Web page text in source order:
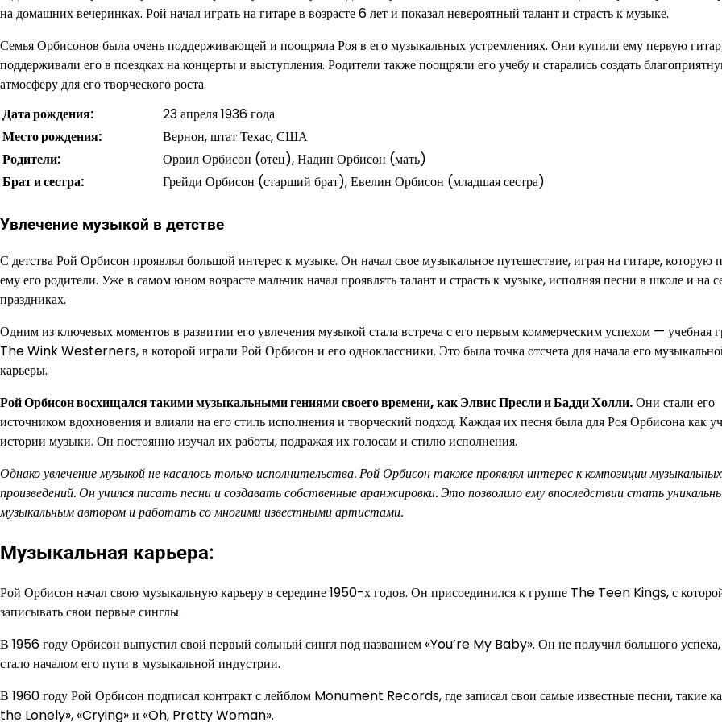
на домашних вечеринках. Рой начал играть на гитаре в возрасте 6 лет и показал невероятный талант и страсть к музыке.
Семья Орбисонов была очень поддерживающей и поощряла Роя в его музыкальных устремлениях. Они купили ему первую
поддерживали его в поездках на концерты и выступления. Родители также поощряли его учебу и старались создать
атмосферу для его творческого роста.
Дата рождения:
23 апреля 1936 года
Место рождения:
Вернон, штат Техас, США
Родители:
Орвил Орбисон (отец), Надин Орбисон (мать)
Брат и сестра:
Грейди Орбисон (старший брат), Евелин Орбисон (младшая сестра)
Увлечение музыкой в детстве
С детства Рой Орбисон проявлял большой интерес к музыке. Он начал свое музыкальное путешествие, играя на гитаре, которую
ему его родители. Уже в самом юном возрасте мальчик начал проявлять талант и страсть к музыке, исполняя песни в школе и на
праздниках.
Одним из ключевых моментов в развитии его увлечения музыкой стала встреча с его первым коммерческим успехом — учебная
The Wink Westerners, в которой играли Рой Орбисон и его одноклассники. Это была точка отсчета для начала его
карьеры.
Рой Орбисон восхищался такими музыкальными гениями своего времени, как Элвис Пресли и Бадди Холли.Они стали его
источником вдохновения и влияли на его стиль исполнения и творческий подход. Каждая их песня была для Роя Орбисона как
истории музыки. Он постоянно изучал их работы, подражая их голосам и стилю исполнения.
Однако увлечение музыкой не касалось только исполнительства. Рой Орбисон также проявлял интерес к композиции музыкальных
произведений. Он учился писать песни и создавать собственные аранжировки. Это позволило ему впоследствии стать
музыкальным автором и работать со многими известными артистами.
Музыкальная карьера:
Рой Орбисон начал свою музыкальную карьеру в середине 1950-х годов. Он присоединился к группе The Teen Kings, с
записывать свои первые синглы.
В 1956 году Орбисон выпустил свой первый сольный сингл под названием «You’re My Baby». Он не получил большого
стало началом его пути в музыкальной индустрии.
В 1960 году Рой Орбисон подписал контракт с лейблом Monument Records, где записал свои самые известные песни, такие
the Lonely», «Crying» и «Oh, Pretty Woman».